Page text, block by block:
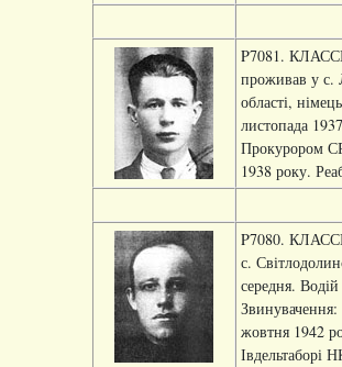
P7081.
проживав у с.
області,
листопада
Прокурором
1938 року.
P7080.
с.
середня.
жовтня 1942
Івдельтаборі